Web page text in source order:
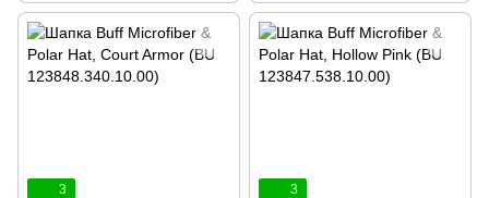
3
3